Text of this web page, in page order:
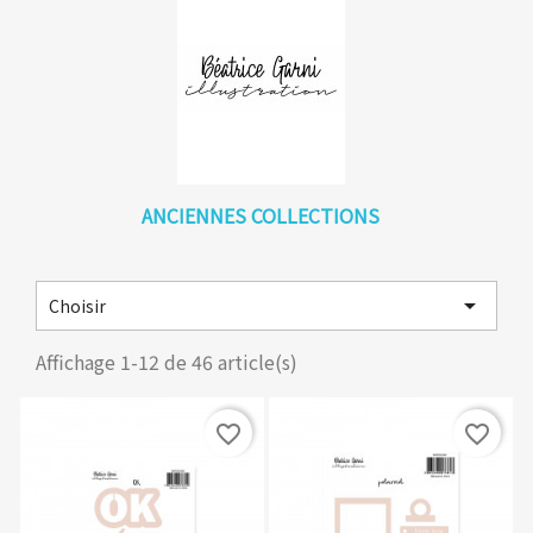
ANCIENNES COLLECTIONS
Choisir

Affichage 1-12 de 46 article(s)
favorite_border favorite_border